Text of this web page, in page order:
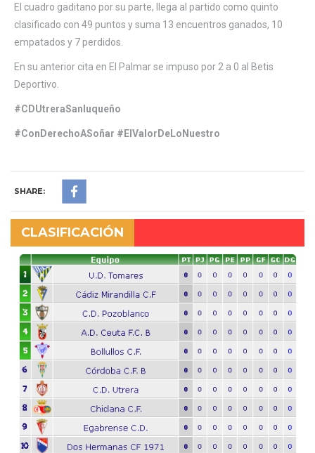
El cuadro gaditano por su parte, llega al partido como quinto
clasificado con 49 puntos y suma 13 encuentros ganados, 10
empatados y 7 perdidos.
En su anterior cita en El Palmar se impuso por 2 a 0 al Betis
Deportivo.
#CDUtreraSanluqueño
#ConDerechoASoñar #ElValorDeLoNuestro
SHARE:
CLASIFICACIÓN